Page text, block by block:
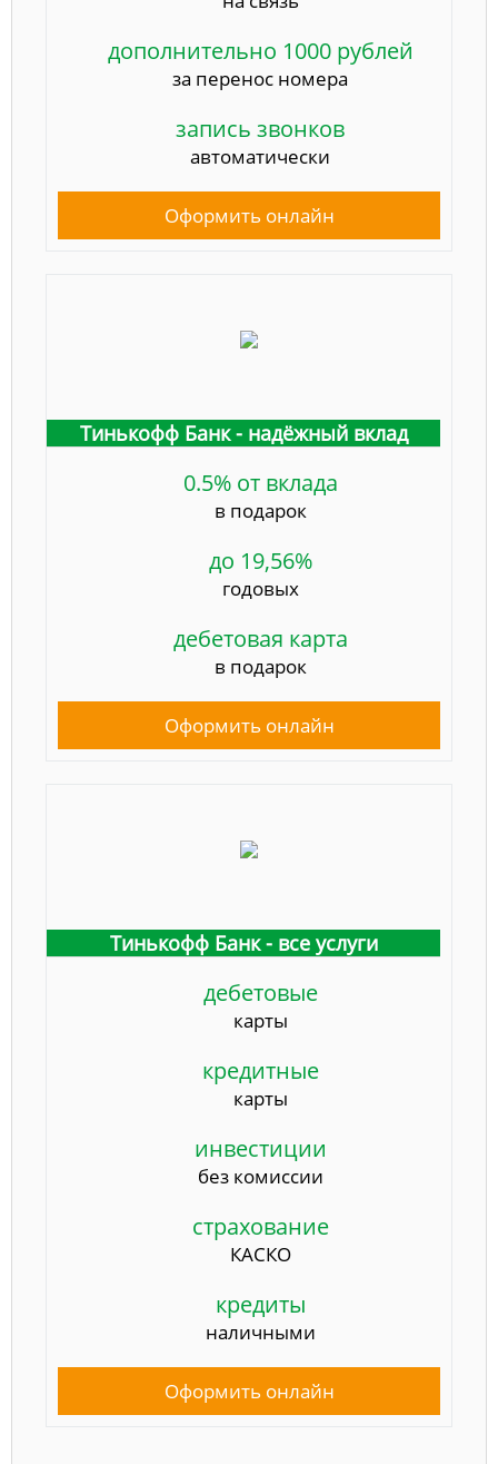
дополнительно 1000 рублей
за перенос номера
запись звонков
автоматически
Оформить онлайн
Тинькофф Банк - надёжный вклад
0.5% от вклада
в подарок
до 19,56%
годовых
дебетовая карта
в подарок
Оформить онлайн
Тинькофф Банк - все услуги
дебетовые
карты
кредитные
карты
инвестиции
без комиссии
страхование
КАСКО
кредиты
наличными
Оформить онлайн